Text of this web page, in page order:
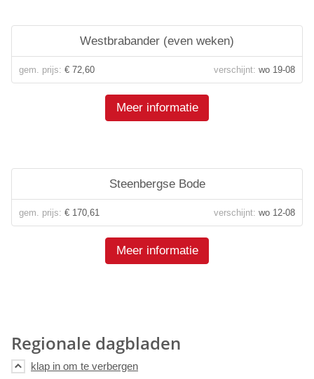
Westbrabander (even weken)
gem. prijs: € 72,60 verschijnt: wo 19-08
Meer informatie
Steenbergse Bode
gem. prijs: € 170,61 verschijnt: wo 12-08
Meer informatie
Regionale dagbladen